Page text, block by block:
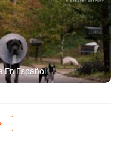
En Español